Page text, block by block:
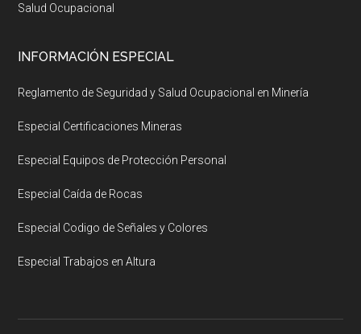
Salud Ocupacional
INFORMACIÓN ESPECIAL
Reglamento de Seguridad y Salud Ocupacional en Minería
Especial Certificaciones Mineras
Especial Equipos de Protección Personal
Especial Caída de Rocas
Especial Codigo de Señales y Colores
Especial Trabajos en Altura